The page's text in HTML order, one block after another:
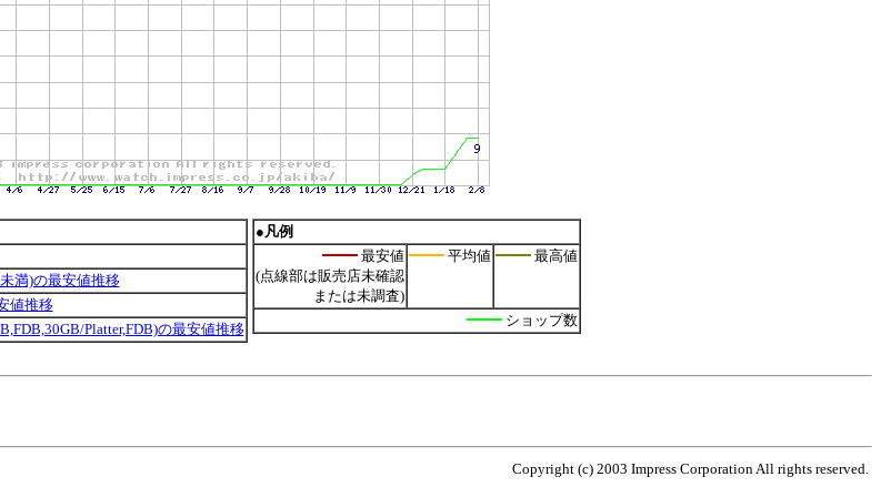
満)の最安値推移
値推移
Platter,FDB)の最安値推移
●凡例
最安値
(点線部は販売店未確認
または未調査)
平均値 最高値
ショップ数
Copyright (c) 2003 Impress Corporation All rights reserved.